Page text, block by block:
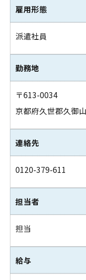
雇用形態
派遣社員
勤務地
〒613-0034
京都府久世郡久御
連絡先
0120-379-611
担当者
担当
給与